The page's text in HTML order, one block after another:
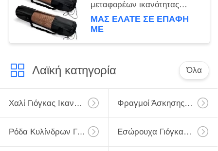
μεταφορέων ικανότητας
άσκησης τσαντών που ο
διευθετήσιμος αθλητισμός
ΜΑΣ ΕΛΆΤΕ ΣΕ ΕΠΑΦΉ
ΜΕ
Λαϊκή κατηγορία Όλα
Χαλί Γιόγκας Ικανότητας Φραγμοί Άσκησης Γιόγκας
Ρόδα Κυλίνδρων Γιόγκας Εσώρουχα Γιόγκας Γυμναστικής